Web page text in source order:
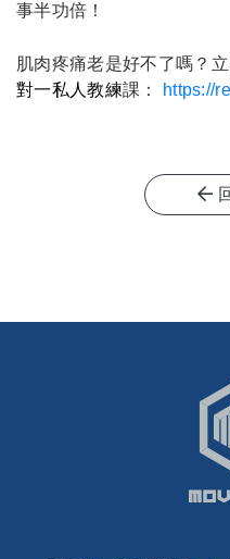
事半功倍！
肌肉疼痛老是好不了嗎？
對一私人教練課： https://